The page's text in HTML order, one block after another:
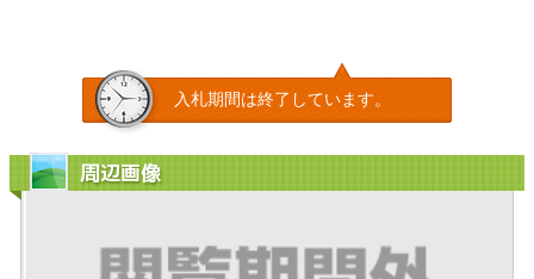
入札期間は終了しています。
周辺画像